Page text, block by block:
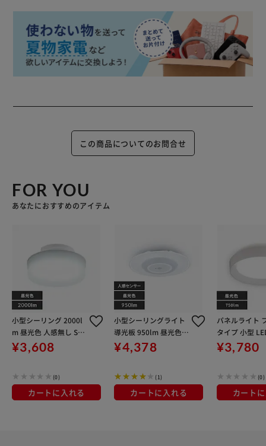
この商品についてのお問合せ
FOR YOU
あなたにおすすめのアイテム
小型シーリング 2000l
m 昼光色 人感無し SCL
20D-H
¥3,608
(0)
カートに入れる
小型シーリングライト
導光板 950lm 昼光色
人感センサー付 SCL95
D-MS-P
¥4,378
(1)
カートに入れる
パネルライト
タイプ 小型
m 昼光色 玄関
ッチン 洗面所
SCL75D-DU
¥3,780
(0)
カート